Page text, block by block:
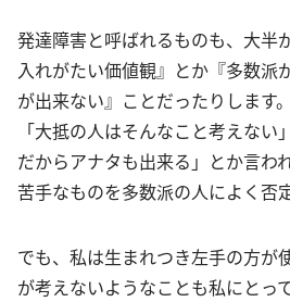
発達障害と呼ばれるものも、大半
入れがたい価値観』とか『多数派
が出来ない』ことだったりします。
「大抵の人はそんなこと考えな
だからアナタも出来る」とか言わ
苦手なものを多数派の人によく否
でも、私は生まれつき左手の方が
が考えないようなことも私にとっ